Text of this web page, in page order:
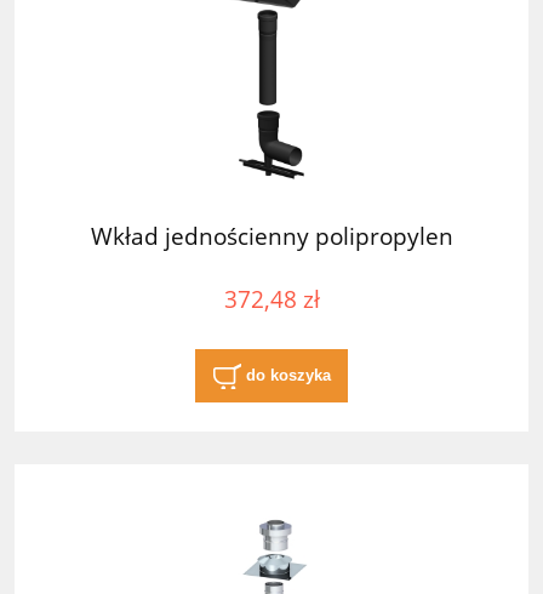
Wkład jednościenny polipropylen
372,48 zł
do koszyka